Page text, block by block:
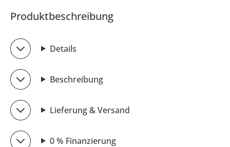
Produktbeschreibung
Details
Beschreibung
Lieferung & Versand
0 % Finanzierung